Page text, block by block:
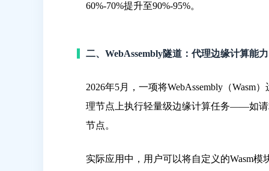
60%-70%提升至90%-95%。
二、WebAssembly隧道：代理边缘计算能
2026年5月，一项将WebAssembly（
理节点上执行轻量级边缘计算任务——如请
节点。
实际应用中，用户可以将自定义的Wasm